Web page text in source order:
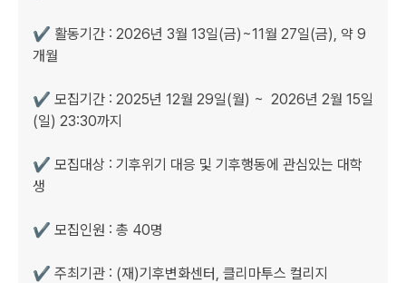
✔️ 활동기간 : 2026년 3월 13일(금)~11월 27일(금), 약 9
개월
✔️ 모집기간 : 2025년 12월 29일(월) ~  2026년 2월 15일
(일) 23:30까지
✔️ 모집대상 : 기후위기 대응 및 기후행동에 관심있는 대학
생
✔️ 모집인원 : 총 40명
✔️ 주최기관 : (재)기후변화센터, 클리마투스 컬리지